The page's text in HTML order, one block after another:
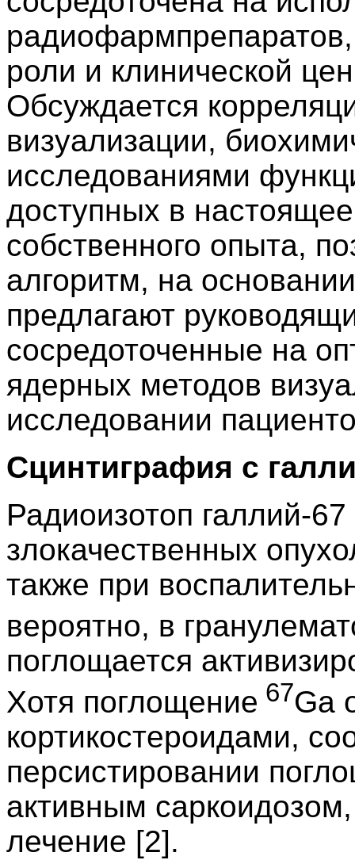
роли и клинической
Обсуждается
визуализации,
исследованиями
доступных в
собственного опыта,
алгоритм, на
предлагают
сосредоточенные на
ядерных методов
исследовании
Сцинтиграфия с
Радиоизотоп галлий-
злокачественных
также при
вероятно, в
поглощается
Хотя поглощение 67Ga
кортикостероидами,
персистировании
активным
лечение [2].